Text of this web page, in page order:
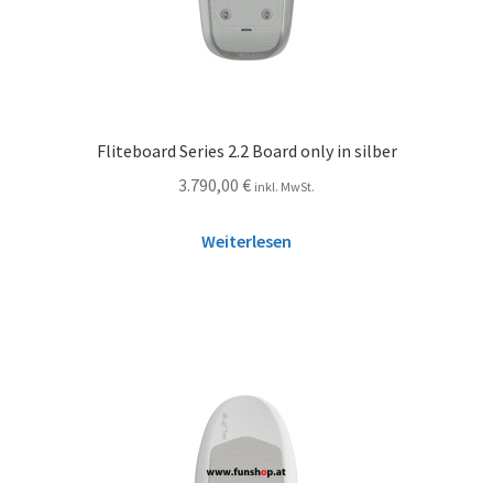
Fliteboard Series 2.2 Board only in silber
3.790,00 € inkl. MwSt.
Weiterlesen